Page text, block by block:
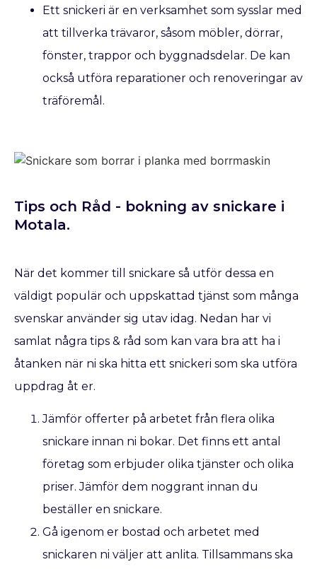
Ett snickeri är en verksamhet som sysslar med
att tillverka trävaror, såsom möbler, dörrar,
fönster, trappor och byggnadsdelar. De kan
också utföra reparationer och renoveringar av
träföremål.
Tips och Råd - bokning av snickare​ i
Motala.
När det kommer till snickare så utför dessa en
väldigt populär och uppskattad tjänst som många
svenskar använder sig utav idag. Nedan har vi
samlat några tips & råd som kan vara bra att ha i
åtanken när ni ska hitta ett snickeri som ska utföra
uppdrag åt er.
Jämför offerter på arbetet från flera olika
snickare innan ni bokar. Det finns ett antal
företag som erbjuder olika tjänster och olika
priser. Jämför dem noggrant innan du
beställer en snickare.
Gå igenom er bostad och arbetet med
snickaren ni väljer att anlita. Tillsammans ska